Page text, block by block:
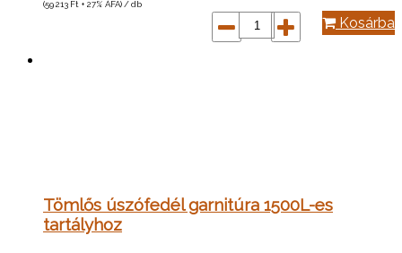
(59 213 Ft + 27% ÁFA) / db
Kosárba
Tömlős úszófedél garnitúra 1500L-es
tartályhoz